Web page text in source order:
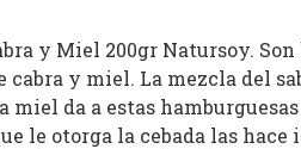
y Miel 200gr Natursoy.
cabra y miel. La mezcla del
miel da a estas
le otorga la cebada las hace